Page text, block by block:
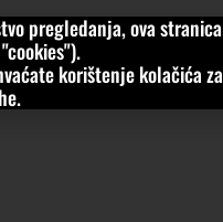
KOLUMNE KATEGORIJE
pregledanja, ova stranica
korištenje kolačića za